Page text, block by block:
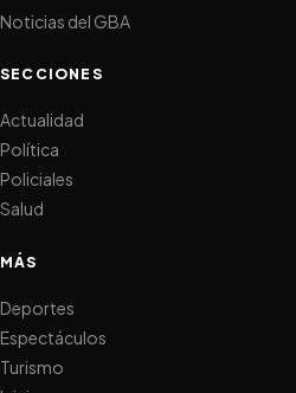
Noticias del GBA
SECCIONES
Actualidad
Política
Policiales
Salud
MÁS
Deportes
Espectáculos
Turismo